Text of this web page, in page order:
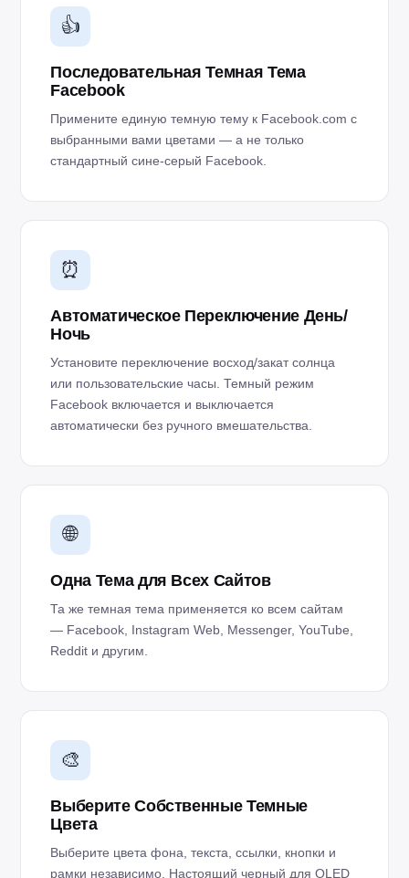
👍
Последовательная Темная Тема
Facebook
Примените единую темную тему к Facebook.com с
выбранными вами цветами — а не только
стандартный сине-серый Facebook.
⏰
Автоматическое Переключение День/
Ночь
Установите переключение восход/закат солнца
или пользовательские часы. Темный режим
Facebook включается и выключается
автоматически без ручного вмешательства.
🌐
Одна Тема для Всех Сайтов
Та же темная тема применяется ко всем сайтам
— Facebook, Instagram Web, Messenger, YouTube,
Reddit и другим.
🎨
Выберите Собственные Темные
Цвета
Выберите цвета фона, текста, ссылки, кнопки и
рамки независимо. Настоящий черный для OLED